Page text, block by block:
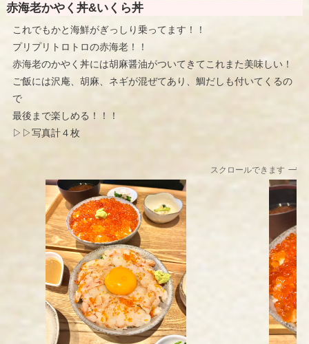
赤海老かやく丼&いくら丼
これでもかと海鮮がぎっしり乗ってます！！
プリプリトロトロの赤海老！！
赤海老のかやく丼には胡麻醤油がついてきてこれまた美味しい！
ご飯には沢庵、胡麻、ネギが混ぜてあり、鯛だしも付いてくるの
で
最後まで楽しめる！！！
▷▷写真計４枚
スクロールできます